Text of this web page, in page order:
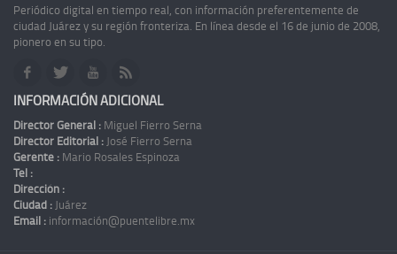
Periódico digital en tiempo real, con información preferentemente de
ciudad Juárez y su región fronteriza. En línea desde el 16 de junio de 2008,
pionero en su tipo.
INFORMACIÓN ADICIONAL
Director General : Miguel Fierro Serna
Director Editorial : José Fierro Serna
Gerente : Mario Rosales Espinoza
Tel :
Dirección :
Ciudad : Juárez
Email : información@puentelibre.mx